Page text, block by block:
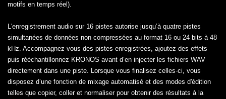
motifs en temps réel).
L'enregistrement audio sur 16 pistes autorise jusqu’à quatre pistes
simultanées de données non compressées au format 16 ou 24 bits à 48
kHz. Accompagnez-vous des pistes enregistrées, ajoutez des effets
puis rééchantillonnez KRONOS avant d’en injecter les fichiers WAV
directement dans une piste. Lorsque vous finalisez celles-ci, vous
disposez d’une fonction de mixage automatisé et des modes d'édition
telles que copier, coller et normaliser pour obtenir des résultats à la